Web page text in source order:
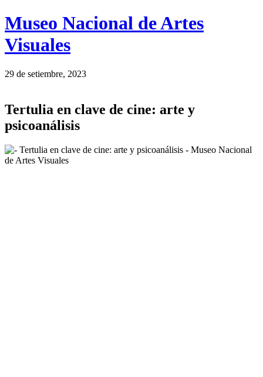
Logo
MNAV
Museo Nacional de Artes
Visuales
29 de setiembre, 2023
Tertulia en clave de cine: arte y
psicoanálisis